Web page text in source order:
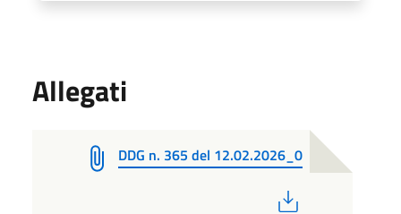
Allegati
DDG n. 365 del 12.02.2026_0